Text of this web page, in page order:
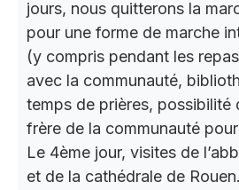
jours, nous quitterons la
pour une forme de marche
(y compris pendant les
avec la communauté,
temps de prières, possibilité
frère de la communauté
Le 4ème jour, visites de
et de la cathédrale de Rouen.